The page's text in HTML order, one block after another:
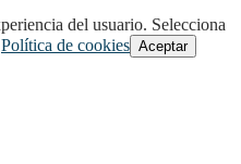
Política de cookies Aceptar